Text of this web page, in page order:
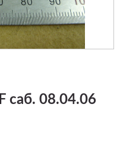
саб. 08.04.06